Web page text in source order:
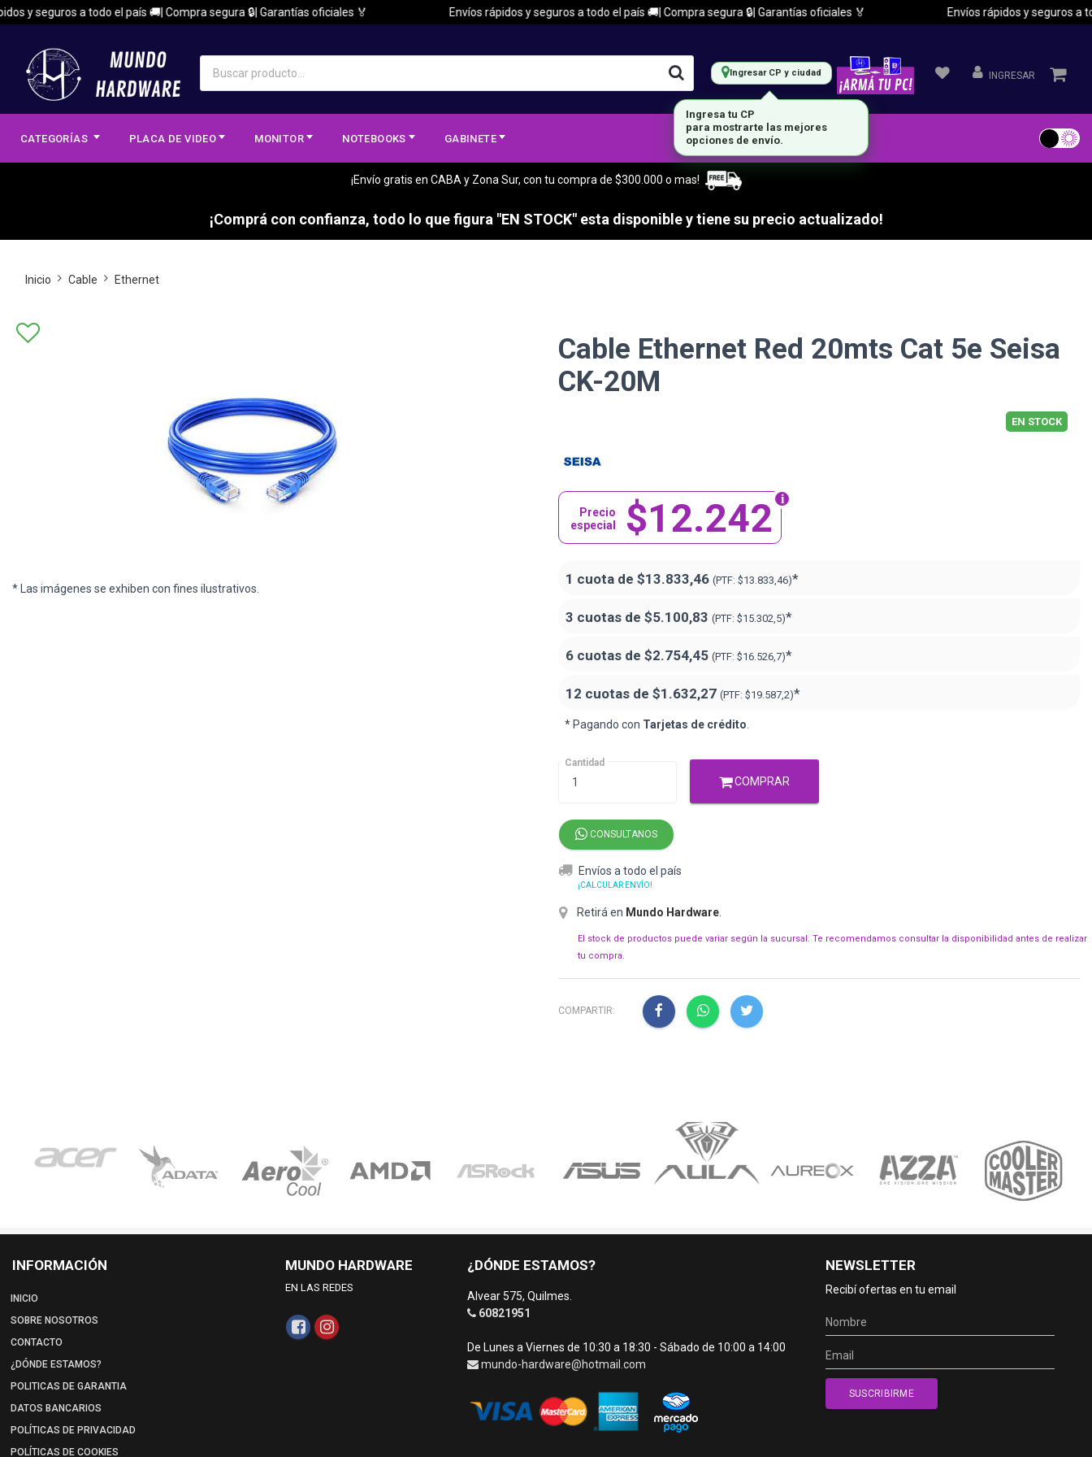
y seguros a todo el país 🚚| Compra segura 🔒| Garantías oficiales 🏅 Envíos rápidos y seguros a todo el país 🚚| Compra segura 🔒| Garantías oficiales 🏅 Envíos rápidos y seguros a
Ingresar CP y ciudad INGRESAR
CATEGORÍAS PLACA DE VIDEO MONITOR NOTEBOOKS GABINETE
¡Envío gratis en CABA y Zona Sur, con tu compra de $300.000 o mas!
¡Comprá con confianza, todo lo que figura "EN STOCK" esta disponible y tiene su precio actualizado!
Inicio Cable Ethernet
* Las imágenes se exhiben con fines ilustrativos.
Cable Ethernet Red 20mts Cat 5e Seisa
CK-20M
EN STOCK
$12.242
Precio
especial
1 cuota de $13.833,46 (PTF: $13.833,46)*
3 cuotas de $5.100,83 (PTF: $15.302,5)*
6 cuotas de $2.754,45 (PTF: $16.526,7)*
12 cuotas de $1.632,27 (PTF: $19.587,2)*
* Pagando con Tarjetas de crédito
Cantidad
COMPRAR
CONSULTANOS
Envíos a todo el país
¡CALCULAR ENVÍO!
Retirá en Mundo Hardware
El stock de productos puede variar según la sucursal. Te recomendamos consultar la disponibilidad antes de realizar
tu compra.
COMPARTIR:
INFORMACIÓN
INICIO
SOBRE NOSOTROS
CONTACTO
¿DÓNDE ESTAMOS?
POLITICAS DE GARANTIA
DATOS BANCARIOS
POLÍTICAS DE PRIVACIDAD
POLÍTICAS DE COOKIES
MUNDO HARDWARE
EN LAS REDES
¿DÓNDE ESTAMOS?
Alvear 575, Quilmes.
60821951
De Lunes a Viernes de 10:30 a 18:30 - Sábado de 10:00 a 14:00
mundo-hardware@hotmail.com
NEWSLETTER
Recibí ofertas en tu email
Ingresa tu CP
para mostrarte las mejores
opciones de envío.